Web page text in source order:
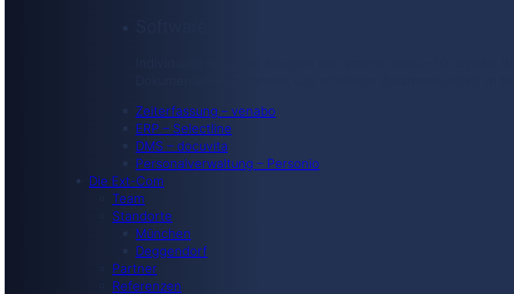
Zeiterfassung – venabo
ERP – Selectline
DMS – docuvita
Personalverwaltung – Personio
Die Ext-Com
Team
Standorte
München
Deggendorf
Partner
Referenzen